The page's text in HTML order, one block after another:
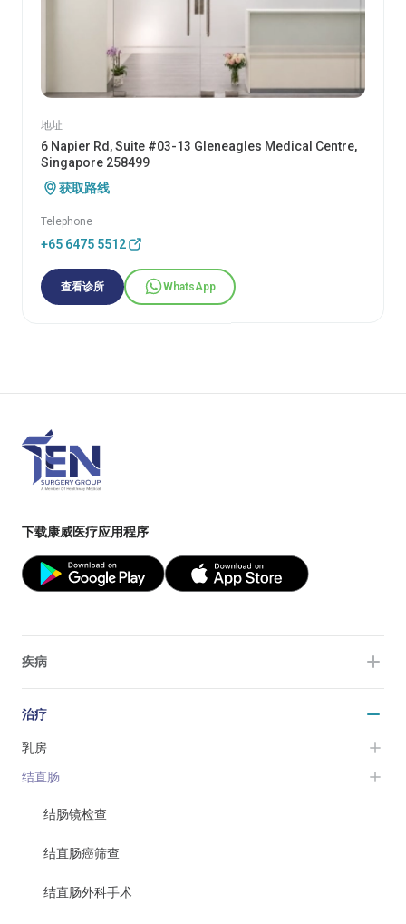
地址
6 Napier Rd, Suite #03-13 Gleneagles Medical Centre,
Singapore 258499
获取路线
Telephone
+65 6475 5512
查看诊所 WhatsApp
下载康威医疗应用程序
疾病
治疗
乳房
结直肠
结肠镜检查
结直肠癌筛查
结直肠外科手术